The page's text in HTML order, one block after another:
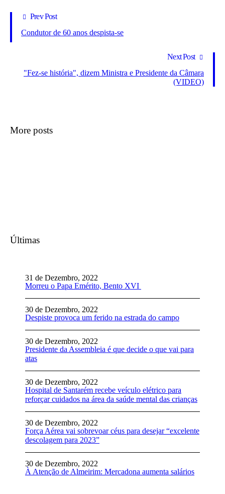
Prev Post
Condutor de 60 anos despista-se
Next Post
"Fez-se história", dizem Ministra e Presidente da Câmara
(VIDEO)
More posts
Últimas
Morreu o Papa Emérito, Bento XVI
31 de Dezembro, 2022
Despiste provoca um ferido na estrada do campo
30 de Dezembro, 2022
Presidente da Assembleia é que decide o que vai para
atas
30 de Dezembro, 2022
Hospital de Santarém recebe veículo elétrico para
reforçar cuidados na área da saúde mental das crianças
30 de Dezembro, 2022
Força Aérea vai sobrevoar céus para desejar “excelente
descolagem para 2023”
30 de Dezembro, 2022
À Atenção de Almeirim: Mercadona aumenta salários
30 de Dezembro, 2022